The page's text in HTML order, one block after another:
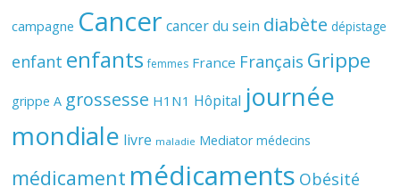
campagne Cancer cancer du sein diabète dépistage
enfant enfants femmes France Français Grippe
grippe A grossesse H1N1 Hôpital journée
mondiale livre maladie Mediator médecins
médicament médicaments Obésité